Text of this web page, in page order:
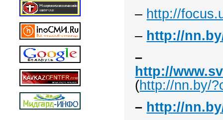
– http://
– http://
–
http://
(http://nn.by/
– http://